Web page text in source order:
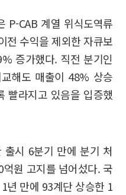
P-CAB 계열 위식도역류
전 수익을 제외한 자큐보
증가했다. 직전 분기인
해도 매출이 48% 상승
빨라지고 있음을 입증했
시 6분기 만에 분기 처
원 고지를 넘어섰다. 국
년 만에 93계단 상승한 1